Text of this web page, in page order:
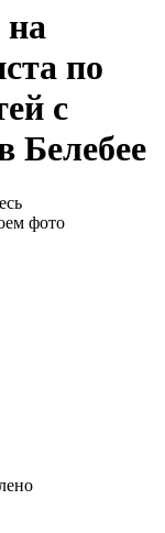
на
по
с
Белебее
фото